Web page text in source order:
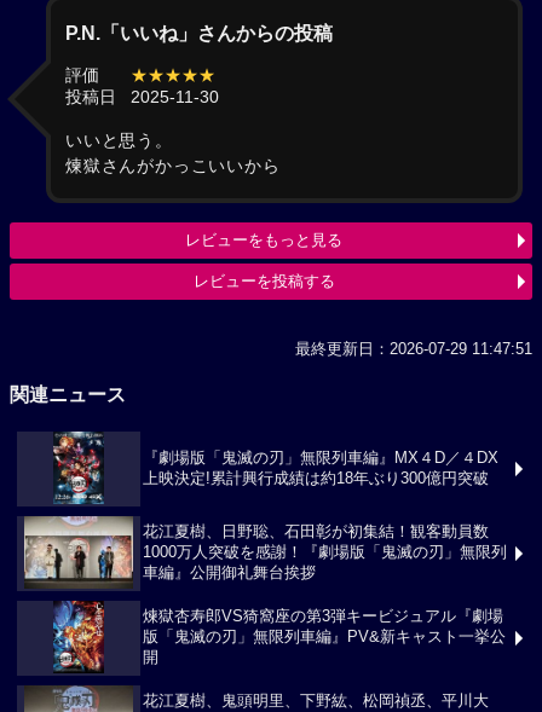
P.N.「いいね」さんからの投稿
評価
★★★★★
投稿日
2025-11-30
いいと思う。
煉獄さんがかっこいいから
レビューをもっと見る
レビューを投稿する
最終更新日：2026-07-29 11:47:51
関連ニュース
『劇場版「鬼滅の刃」無限列車編』MX４D／４DX
上映決定!累計興行成績は約18年ぶり300億円突破
花江夏樹、日野聡、石田彰が初集結！観客動員数
1000万人突破を感謝！『劇場版「鬼滅の刃」無限列
車編』公開御礼舞台挨拶
煉獄杏寿郎VS猗窩座の第3弾キービジュアル『劇場
版「鬼滅の刃」無限列車編』PV&新キャスト一挙公
開
花江夏樹、鬼頭明里、下野紘、松岡禎丞、平川大